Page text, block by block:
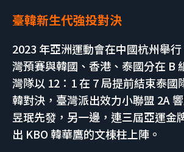
臺韓新生代強投對決
2023 年亞洲運動會在中國杭州舉
灣預賽與韓國、香港、泰國分在 B
灣隊以 12：1 在 7 局提前結束泰國
韓對決，臺灣派出效力小聯盟 2A
昱珉先發，另一邊，連三屆亞運金
出 KBO 韓華鷹的文棟柱上陣。